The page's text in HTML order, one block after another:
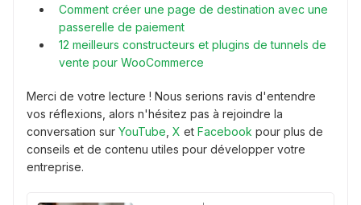
Comment créer une page de destination avec une
passerelle de paiement
12 meilleurs constructeurs et plugins de tunnels de
vente pour WooCommerce
Merci de votre lecture ! Nous serions ravis d'entendre
vos réflexions, alors n'hésitez pas à rejoindre la
conversation sur YouTube X et Facebook pour plus de
conseils et de contenu utiles pour développer votre
entreprise.